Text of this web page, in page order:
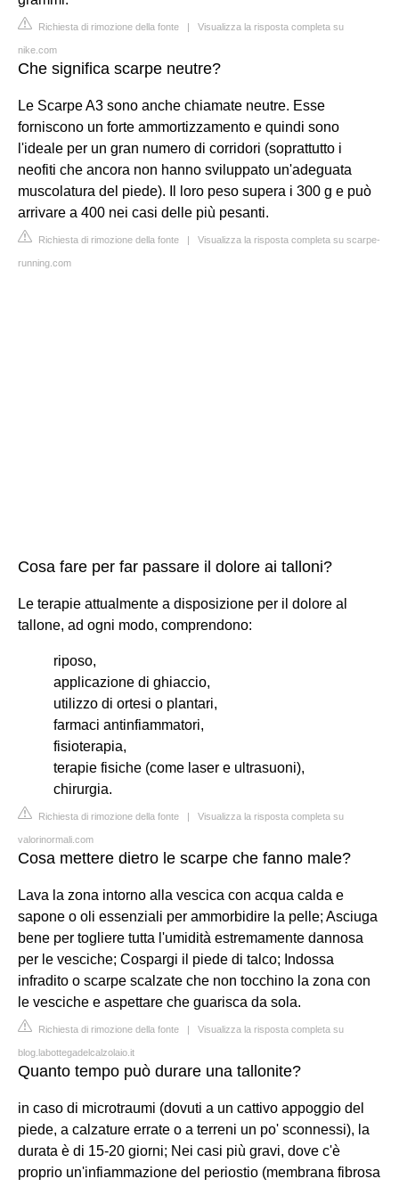
Richiesta di rimozione della fonte | Visualizza la risposta completa su
nike.com
Che significa scarpe neutre?
Le Scarpe A3 sono anche chiamate neutre. Esse
forniscono un forte ammortizzamento e quindi sono
l'ideale per un gran numero di corridori (soprattutto i
neofiti che ancora non hanno sviluppato un'adeguata
muscolatura del piede). Il loro peso supera i 300 g e può
arrivare a 400 nei casi delle più pesanti.
Richiesta di rimozione della fonte | Visualizza la risposta completa su scarpe-
running.com
Cosa fare per far passare il dolore ai talloni?
Le terapie attualmente a disposizione per il dolore al
tallone, ad ogni modo, comprendono:
riposo,
applicazione di ghiaccio,
utilizzo di ortesi o plantari,
farmaci antinfiammatori,
fisioterapia,
terapie fisiche (come laser e ultrasuoni),
chirurgia.
Richiesta di rimozione della fonte | Visualizza la risposta completa su
valorinormali.com
Cosa mettere dietro le scarpe che fanno male?
Lava la zona intorno alla vescica con acqua calda e
sapone o oli essenziali per ammorbidire la pelle; Asciuga
bene per togliere tutta l'umidità estremamente dannosa
per le vesciche; Cospargi il piede di talco; Indossa
infradito o scarpe scalzate che non tocchino la zona con
le vesciche e aspettare che guarisca da sola.
Richiesta di rimozione della fonte | Visualizza la risposta completa su
blog.labottegadelcalzolaio.it
Quanto tempo può durare una tallonite?
in caso di microtraumi (dovuti a un cattivo appoggio del
piede, a calzature errate o a terreni un po' sconnessi), la
durata è di 15-20 giorni; Nei casi più gravi, dove c'è
proprio un'infiammazione del periostio (membrana fibrosa